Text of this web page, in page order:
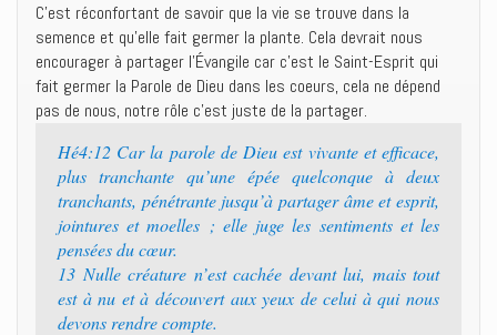
C’est réconfortant de savoir que la vie se trouve dans la
semence et qu’elle fait germer la plante. Cela devrait nous
encourager à partager l’Évangile car c’est le Saint-Esprit qui
fait germer la Parole de Dieu dans les coeurs, cela ne dépend
pas de nous, notre rôle c’est juste de la partager.
Hé4:12 Car la parole de Dieu est vivante et efficace,
plus tranchante qu’une épée quelconque à deux
tranchants, pénétrante jusqu’à partager âme et esprit,
jointures et moelles ; elle juge les sentiments et les
pensées du cœur.
13 Nulle créature n’est cachée devant lui, mais tout
est à nu et à découvert aux yeux de celui à qui nous
devons rendre compte.